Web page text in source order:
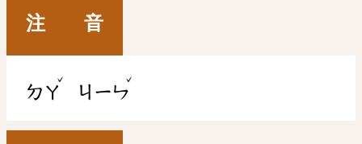
注 音
ㄉㄚ
ˇ
ㄐㄧㄣ
ˇ